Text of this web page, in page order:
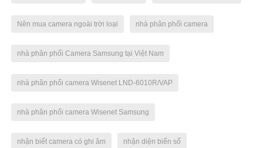
Nên mua camera ngoài trời loại nhà phân phối camera
nhà phân phối Camera Samsung tại Việt Nam
nhà phân phối camera Wisenet LND-6010R/VAP
nhà phân phối camera Wisenet Samsung
nhận biết camera có ghi âm nhận diện biển số